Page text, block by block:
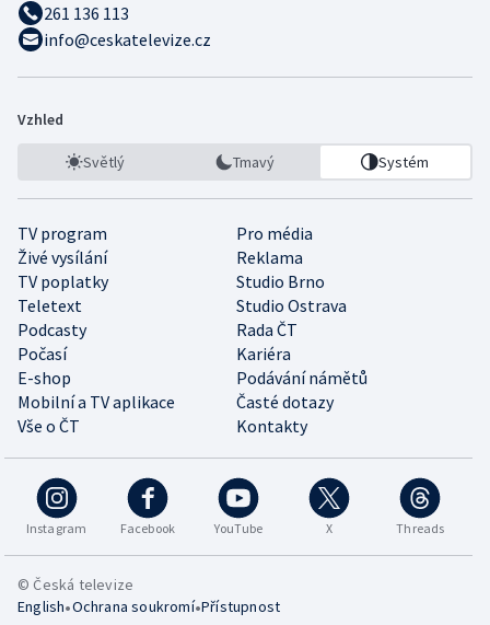
261 136 113
info@ceskatelevize.cz
Vzhled
Světlý Tmavý Systém
TV program
Pro média
Živé vysílání
Reklama
TV poplatky
Studio Brno
Teletext
Studio Ostrava
Podcasty
Rada ČT
Počasí
Kariéra
E-shop
Podávání námětů
Mobilní a TV aplikace
Časté dotazy
Vše o ČT
Kontakty
Instagram Facebook YouTube X Threads
© Česká televize
English•Ochrana soukromí•Přístupnost